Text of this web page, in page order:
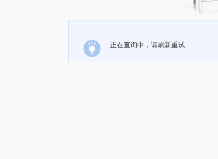
正在查询中，请刷新重试